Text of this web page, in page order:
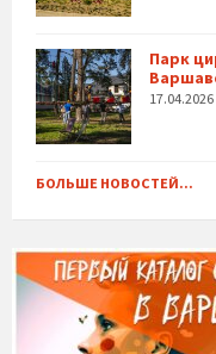
Парк
17.04.2026
БОЛЬШЕ НОВОСТЕЙ...